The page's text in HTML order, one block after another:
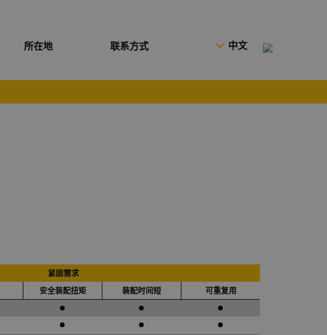
所在地 联系方式 中文
紧固需求
安全装配扭矩 装配时间短 可重复用